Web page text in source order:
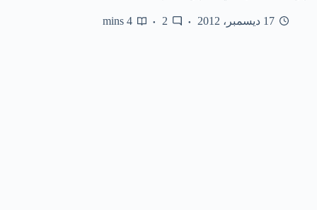
17 ديسمبر، 2012 2
4 mins